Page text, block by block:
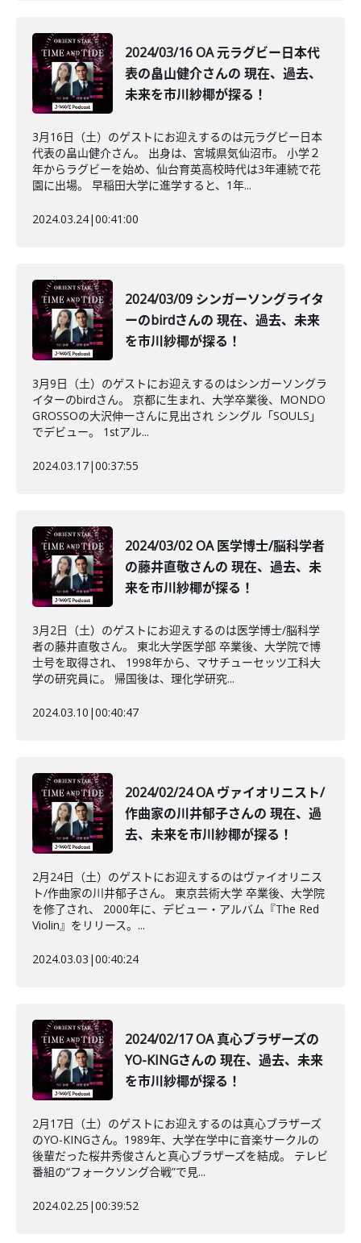
2024/03/16 OA 元ラグビー日本代
表の畠山健介さんの 現在、過去、
未来を市川紗椰が探る！
3月16日（土）のゲストにお迎えするのは元ラグビー日本
代表の畠山健介さん。 出身は、宮城県気仙沼市。 小学２
年からラグビーを始め、仙台育英高校時代は3年連続で花
園に出場。 早稲田大学に進学すると、1年...
2024.03.24|00:41:00
2024/03/09 シンガーソングライタ
ーのbirdさんの 現在、過去、未来
を市川紗椰が探る！
3月9日（土）のゲストにお迎えするのはシンガーソングラ
イターのbirdさん。 京都に生まれ、大学卒業後、MONDO
GROSSOの大沢伸一さんに見出され シングル「SOULS」
でデビュー。 1stアル...
2024.03.17|00:37:55
2024/03/02 OA 医学博士/脳科学者
の藤井直敬さんの 現在、過去、未
来を市川紗椰が探る！
3月2日（土）のゲストにお迎えするのは医学博士/脳科学
者の藤井直敬さん。 東北大学医学部 卒業後、大学院で博
士号を取得され、 1998年から、マサチューセッツ工科大
学の研究員に。 帰国後は、理化学研究...
2024.03.10 |00:40:47
2024/02/24 OA ヴァイオリニスト/
作曲家の川井郁子さんの 現在、過
去、未来を市川紗椰が探る！
2月24日（土）のゲストにお迎えするのはヴァイオリニス
ト/作曲家の川井郁子さん。 東京芸術大学 卒業後、大学院
を修了され、 2000年に、デビュー・アルバム『The Red
Violin』をリリース。...
2024.03.03 |00:40:24
2024/02/17 OA 真心ブラザーズの
YO-KINGさんの 現在、過去、未来
を市川紗椰が探る！
2月17日（土）のゲストにお迎えするのは真心ブラザーズ
のYO-KINGさん。1989年、大学在学中に音楽サークルの
後輩だった桜井秀俊さんと真心ブラザーズを結成。 テレビ
番組の“フォークソング合戦”で見...
2024.02.25 |00:39:52